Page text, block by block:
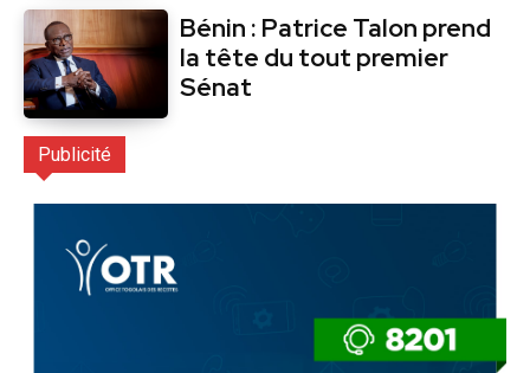
Bénin : Patrice Talon prend
la tête du tout premier
Sénat
Publicité